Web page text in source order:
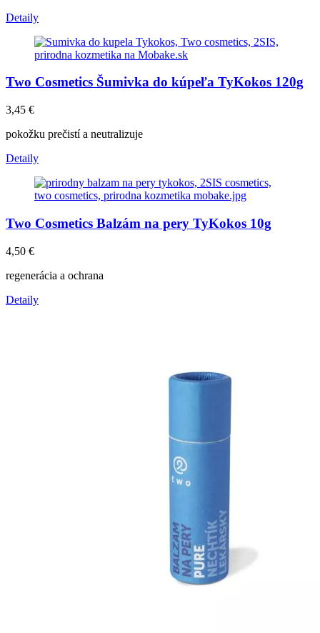
Detaily
Two Cosmetics Šumivka do kúpeľa TyKokos 120g
3,45 €
pokožku prečistí a neutralizuje
Detaily
Two Cosmetics Balzám na pery TyKokos 10g
4,50 €
regenerácia a ochrana
Detaily